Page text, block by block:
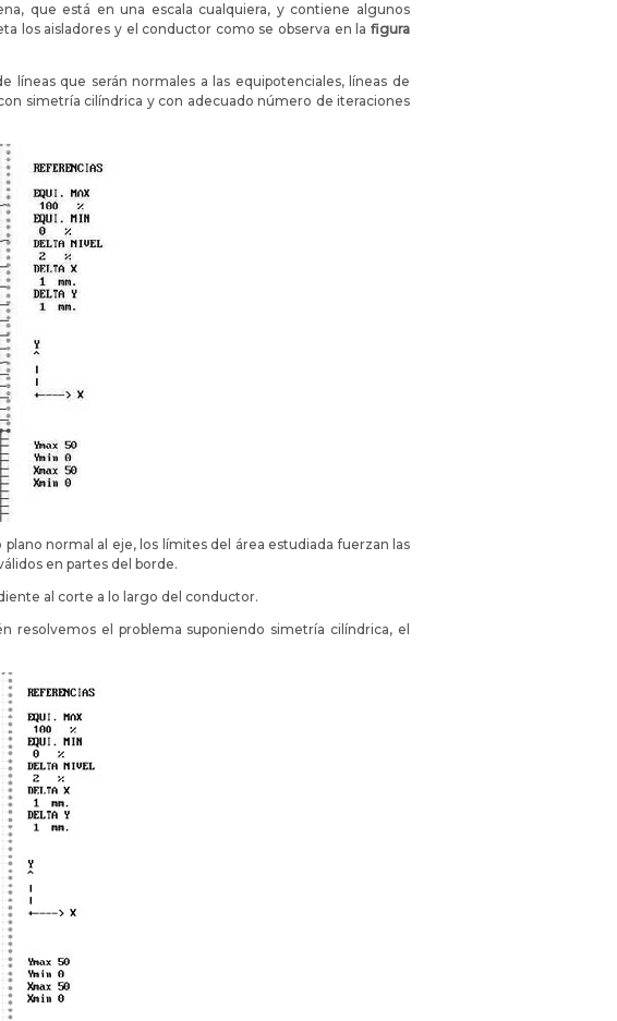
que está en una escala cualquiera, y contiene algunos
los aisladores y el conductor como se observa en la figura
que serán normales a las equipotenciales, líneas de
simetría cilíndrica y con adecuado número de iteraciones
normal al eje, los límites del área estudiada fuerzan las
en partes del borde.
al corte a lo largo del conductor.
el problema suponiendo simetría cilíndrica, el